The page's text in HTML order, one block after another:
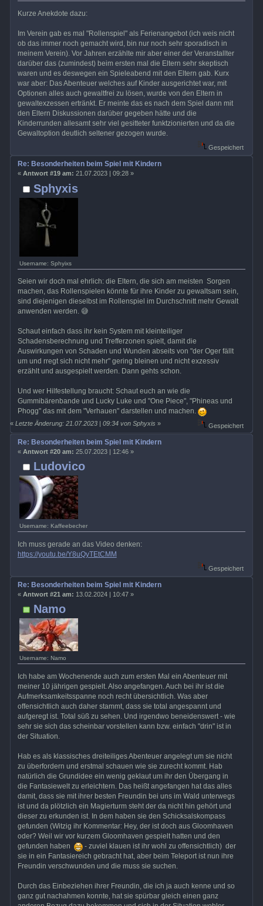
Kurze Anekdote dazu:
Im Verein gab es mal "Rollenspiel" als Ferienangebot (ich weis nicht
ob das immer noch gemacht wird, bin nur noch sehr sporadisch in
meinem Verein). Vor Jahren erzählte mir aber einer der Veranstallter
darüber das (zumindest) beim ersten mal die Eltern sehr skeptisch
waren und es deswegen ein Spieleabend mit den Eltern gab. Kurx
war aber: Das Abenteuer welches auf Kinder ausgerichtet war, mit
Optionen alles auch gewaltfrei zu lösen, wurde von den Eltern in
gewaltexzessen ertränkt. Er meinte das es nach dem Spiel dann mit
den Eltern Diskussionen darüber gegeben hätte und die
Kinderrunden allesamt sehr viel gesitteter funktzionierten und da die
Gewaltoption deutlich seltener gezogen wurde.
Gespeichert
Sphyxis
Username: Sphyixs
Re: Besonderheiten beim Spiel mit Kindern
« Antwort #19 am: 21.07.2023 | 09:28 »
Seien wir doch mal ehrlich: die Eltern, die sich am meisten Sorgen
machen, das Rollenspielen könnte für ihre Kinder zu gewaltsam sein,
sind diejenigen dieselbst im Rollenspiel im Durchschnitt mehr Gewalt
anwenden werden. 😅
Schaut einfach dass ihr kein System mit kleinteiliger
Schadensberechnung und Trefferzonen spielt, damit die
Auswirkungen von Schaden und Wunden abseits von "der Oger fällt
um und rregt sich nicht mehr" gering bleinen und nicht exzessiv
erzählt und ausgespielt werden. Dann gehts schon.
Und wer Hilfestellung braucht: Schaut euch an wie die
Gummibärenbande und Lucky Luke und "One Piece", "Phineas und
Phogg" das mit dem "Verhauen" darstellen und machen.
«Letzte Änderung: 21.07.2023 | 09:34 von Sphyxis » Gespeichert
Ludovico
Username: Kaffeebecher
Re: Besonderheiten beim Spiel mit Kindern
« Antwort #20 am: 25.07.2023 | 12:46 »
Ich muss gerade an das Video denken:
https://youtu.be/Y8uQyTEtCMM
Gespeichert
Namo
Username: Namo
Re: Besonderheiten beim Spiel mit Kindern
« Antwort #21 am: 13.02.2024 | 10:47 »
Ich habe am Wochenende auch zum ersten Mal ein Abenteuer mit
meiner 10 jährigen gespielt. Also angefangen. Auch bei ihr ist die
Aufmerksamkeitsspanne noch recht übersichtlich. Was aber
offensichtlich auch daher stammt, dass sie total angespannt und
aufgeregt ist. Total süß zu sehen. Und irgendwo beneidenswert - wie
sehr sie sich das scheinbar vorstellen kann bzw. einfach "drin" ist in
der Situation.
Hab es als klassisches dreiteiliges Abenteuer angelegt um sie nicht
zu überfordern und erstmal schauen wie sie zurecht kommt. Hab
natürlich die Grundidee ein wenig geklaut um ihr den Übergang in
die Fantasiewelt zu erleichtern. Das heißt angefangen hat das alles
damit, dass sie mit ihrer besten Freundin bei uns im Wald unterwegs
ist und da plötzlich ein Magierturm steht der da nicht hin gehört und
dieser zu erkunden ist. In dem haben sie den Schicksalskompass
gefunden (Witzig ihr Kommentar: Hey, der ist doch aus Gloomhaven
oder? Weil wir vor kurzem Gloomhaven gespielt hatten und den
gefunden haben
- zuviel klauen ist ihr wohl zu offensichtlich) der
sie in ein Fantasiereich gebracht hat, aber beim Teleport ist nun ihre
Freundin verschwunden und die muss sie suchen.
Durch das Einbeziehen ihrer Freundin, die ich ja auch kenne und so
ganz gut nachahmen konnte, hat sie spürbar gleich einen ganz